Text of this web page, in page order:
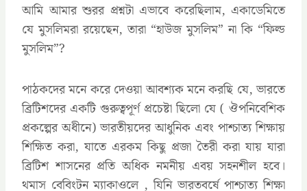
আমি আমার শুরর প্রশ্নটা এভাবে করেছিলাম, একাডেমিতে
যে মুসলিমরা রয়েছেন, তারা “হাউজ মুসলিম” না কি “ফিল্ড
মুসলিম”?
পাঠকদের মনে করে দেওয়া আবশ্যক মনে করছি যে, ভারতে
ব্রিটিশদের একটি গুরুত্বপূর্ণ প্রচেষ্টা ছিলো যে ( ঔপনিবেশিক
প্রকল্পের অধীনে) ভারতীয়দের আধুনিক এবং পাশ্চাত্য শিক্ষায়
শিক্ষিত করা, যাতে এরকম কিছু প্রজা তৈরী করা যায় যারা
ব্রিটিশ শাসনের প্রতি অধিক নমনীয় এবয় সহনশীল হবে।
থমাস বেবিংটন ম্যাকাওলে , যিনি ভারতবর্ষে পাশ্চাত্য শিক্ষা